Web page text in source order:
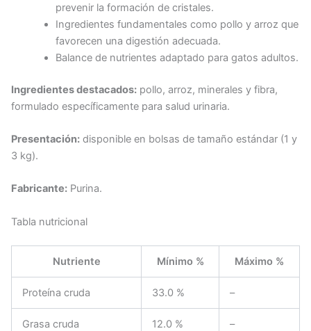
prevenir la formación de cristales.
Ingredientes fundamentales como pollo y arroz que
favorecen una digestión adecuada.
Balance de nutrientes adaptado para gatos adultos.
Ingredientes destacados: pollo, arroz, minerales y fibra,
formulado específicamente para salud urinaria.
Presentación: disponible en bolsas de tamaño estándar (1 y
3 kg).
Fabricante: Purina.
Tabla nutricional
Nutriente Mínimo % Máximo %
Proteína cruda 33.0 % –
Grasa cruda 12.0 % –